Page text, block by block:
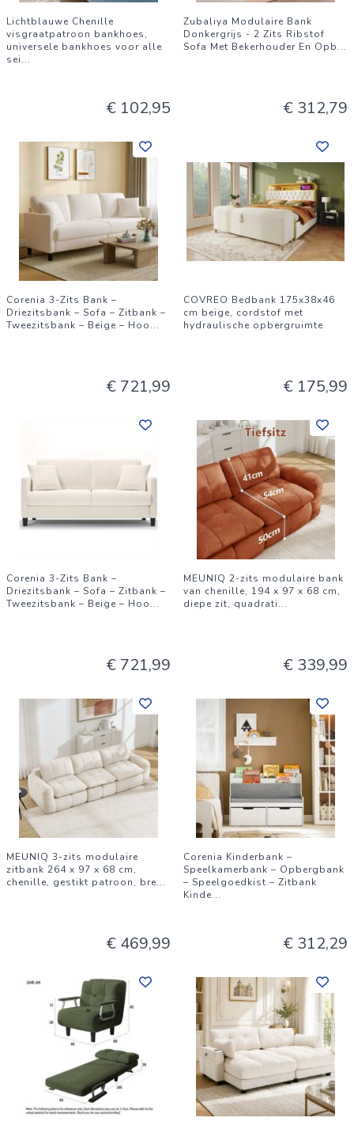
Lichtblauwe Chenille
visgraatpatroon bankhoes,
universele bankhoes voor alle
sei...
€ 102,95
Zubaliya Modulaire Bank
Donkergrijs - 2 Zits Ribstof
Sofa Met Bekerhouder En Opb...
€ 312,79
Corenia 3-Zits Bank –
Driezitsbank – Sofa – Zitbank –
Tweezitsbank – Beige – Hoo...
€ 721,99
COVREO Bedbank 175x38x46
cm beige, cordstof met
hydraulische opbergruimte
€ 175,99
Corenia 3-Zits Bank –
Driezitsbank – Sofa – Zitbank –
Tweezitsbank – Beige – Hoo...
€ 721,99
MEUNIQ 2-zits modulaire bank
van chenille, 194 x 97 x 68 cm,
diepe zit, quadrati...
€ 339,99
MEUNIQ 3-zits modulaire
zitbank 264 x 97 x 68 cm,
chenille, gestikt patroon, bre...
€ 469,99
Corenia Kinderbank –
Speelkamerbank – Opbergbank
– Speelgoedkist – Zitbank
Kinde...
€ 312,29